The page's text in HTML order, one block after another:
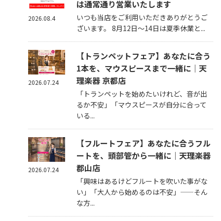
は通常通り営業いたします
いつも当店をご利用いただきありがとうご
ざいます。 8月12日～14日は夏季休業と...
2026.08.4
【トランペットフェア】あなたに合う
1本を、マウスピースまで一緒に｜天
理楽器 京都店
「トランペットを始めたいけれど、音が出
るか不安」「マウスピースが自分に合って
いる...
2026.07.24
【フルートフェア】あなたに合うフル
ートを、頭部管から一緒に｜天理楽器
郡山店
「興味はあるけどフルートを吹いた事がな
い」「大人から始めるのは不安」——そん
な方...
2026.07.24